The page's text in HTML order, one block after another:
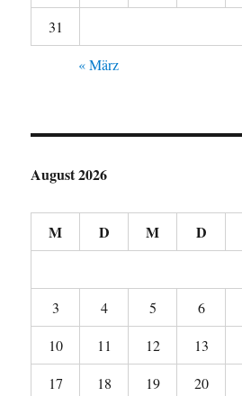
31
« März
August 2026
M D M D
3
4 5 6
10
11 12 13
17
18 19 20